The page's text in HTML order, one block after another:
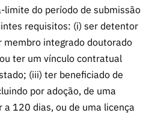
do período de submissão
requisitos: (i) ser detentor
membro integrado doutorado
ter um vínculo contratual
(iii) ter beneficiado de
por adoção, de uma
a 120 dias, ou de uma licença